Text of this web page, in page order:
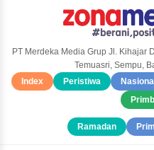
PT Merdeka Media Grup Jl. Kihajar
Temuasri, Sempu,
Index
Peristiwa Nasional
Ramadan